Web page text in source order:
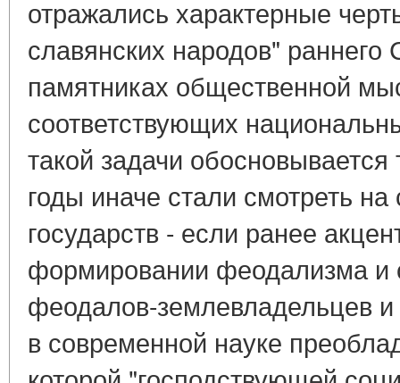
отражались характерные
славянских народов" раннего
памятниках общественной
соответствующих
такой задачи
годы иначе стали смотреть
государств - если ранее
формировании феодализма и
феодалов-землевладельцев
в современной науке